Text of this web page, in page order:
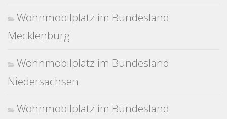
Wohnmobilplatz im Bundesland
Mecklenburg
Wohnmobilplatz im Bundesland
Niedersachsen
Wohnmobilplatz im Bundesland